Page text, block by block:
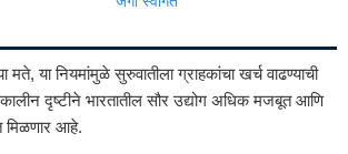
मते, या नियमांमुळे सुरुवातीला ग्राहकांचा खर्च वाढण्याची
दृष्टीने भारतातील सौर उद्योग अधिक मजबूत आणि
मिळणार आहे.